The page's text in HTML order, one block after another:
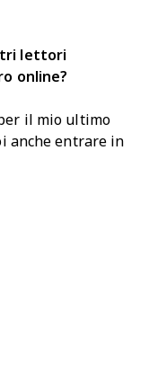
lettori
online?
il mio ultimo
anche entrare in